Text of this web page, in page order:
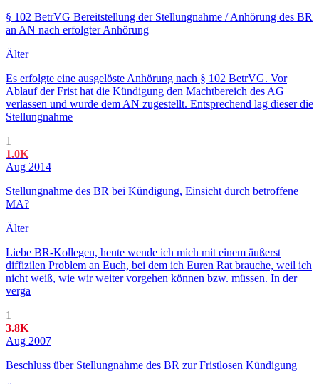
§ 102 BetrVG Bereitstellung der Stellungnahme / Anhörung des BR
an AN nach erfolgter Anhörung
Älter
Es erfolgte eine ausgelöste Anhörung nach § 102 BetrVG. Vor
Ablauf der Frist hat die Kündigung den Machtbereich des AG
verlassen und wurde dem AN zugestellt. Entsprechend lag dieser die
Stellungnahme
1
1.0K
Aug 2014
Stellungnahme des BR bei Kündigung, Einsicht durch betroffene
MA?
Älter
Liebe BR-Kollegen, heute wende ich mich mit einem äußerst
diffizilen Problem an Euch, bei dem ich Euren Rat brauche, weil ich
nicht weiß, wie wir weiter vorgehen können bzw. müssen. In der
verga
1
3.8K
Aug 2007
Beschluss über Stellungnahme des BR zur Fristlosen Kündigung